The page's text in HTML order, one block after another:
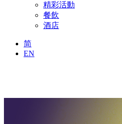
精彩活動
餐飲
酒店
简
EN